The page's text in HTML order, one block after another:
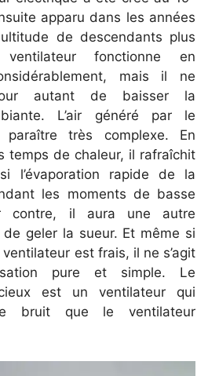
apparu dans les années
de descendants plus
fonctionne en
mais il ne
autant de baisser la
L’air généré par le
paraître très complexe. En
temps de chaleur, il rafraîchit
l’évaporation rapide de la
les moments de basse
contre, il aura une autre
geler la sueur. Et même si
ventilateur est frais, il ne s’agit
pure et simple. Le
est un ventilateur qui
bruit que le ventilateur